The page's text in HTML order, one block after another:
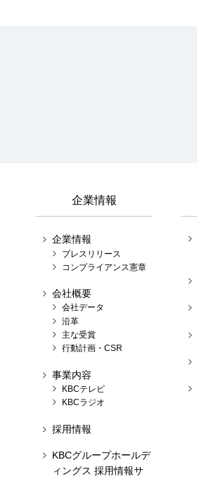
企業情報
企業情報
プレスリリース
コンプライアンス憲章
会社概要
会社データ
沿革
主な受賞
行動計画・CSR
事業内容
KBCテレビ
KBCラジオ
採用情報
KBCグループホールデ
ィングス 採用情報サ